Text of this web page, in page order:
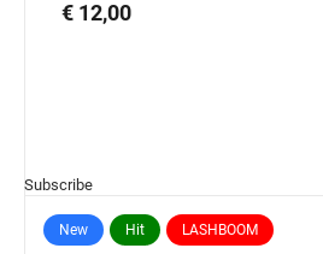
€ 12,00
Subscribe
New Hit LASHBOOM